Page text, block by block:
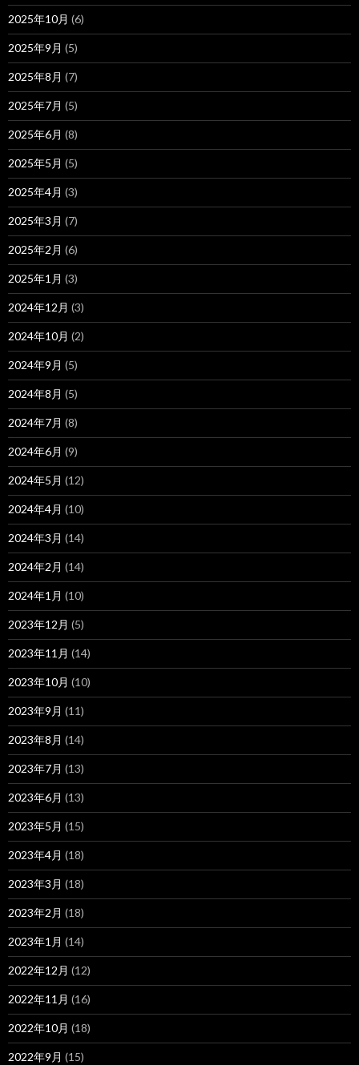
2025年10月 (6)
2025年9月 (5)
2025年8月 (7)
2025年7月 (5)
2025年6月 (8)
2025年5月 (5)
2025年4月 (3)
2025年3月 (7)
2025年2月 (6)
2025年1月 (3)
2024年12月 (3)
2024年10月 (2)
2024年9月 (5)
2024年8月 (5)
2024年7月 (8)
2024年6月 (9)
2024年5月 (12)
2024年4月 (10)
2024年3月 (14)
2024年2月 (14)
2024年1月 (10)
2023年12月 (5)
2023年11月 (14)
2023年10月 (10)
2023年9月 (11)
2023年8月 (14)
2023年7月 (13)
2023年6月 (13)
2023年5月 (15)
2023年4月 (18)
2023年3月 (18)
2023年2月 (18)
2023年1月 (14)
2022年12月 (12)
2022年11月 (16)
2022年10月 (18)
2022年9月 (15)